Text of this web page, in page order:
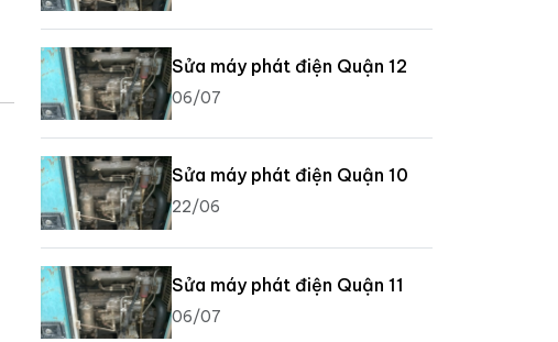
Sửa máy phát điện Quận 12
06/07
Sửa máy phát điện Quận 10
22/06
Sửa máy phát điện Quận 11
06/07